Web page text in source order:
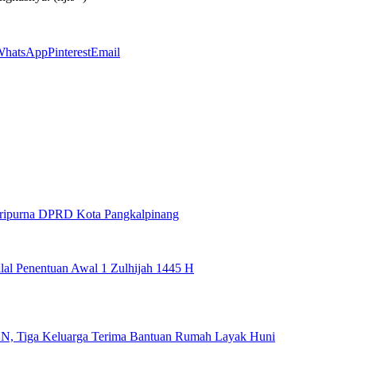
PinterestEmail
DPRD Kota Pangkalpinang
Penentuan Awal 1 Zulhijah 1445 H
Keluarga Terima Bantuan Rumah Layak Huni